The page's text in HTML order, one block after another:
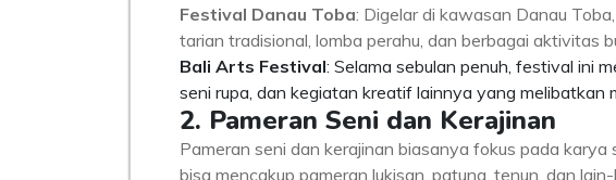
Festival Danau Toba: Digelar di kawasan Danau
tarian tradisional, lomba perahu, dan berbagai aktivitas
Bali Arts Festival: Selama sebulan penuh, festival ini
seni rupa, dan kegiatan kreatif lainnya yang melibatkan
2. Pameran Seni dan Kerajinan
Pameran seni dan kerajinan biasanya fokus pada
bisa mencakup pameran lukisan, patung, tenun, dan